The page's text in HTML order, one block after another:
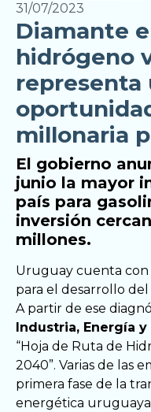
31/07/2023
Diamante
hidrógeno
representa
millonaria
El gobierno
junio la mayor
país para
inversión
millones.
Uruguay cuenta con
para el desarrollo
A partir de ese
Industria, Energía
“Hoja de Ruta de
2040”. Varias de las
primera fase de la
energética